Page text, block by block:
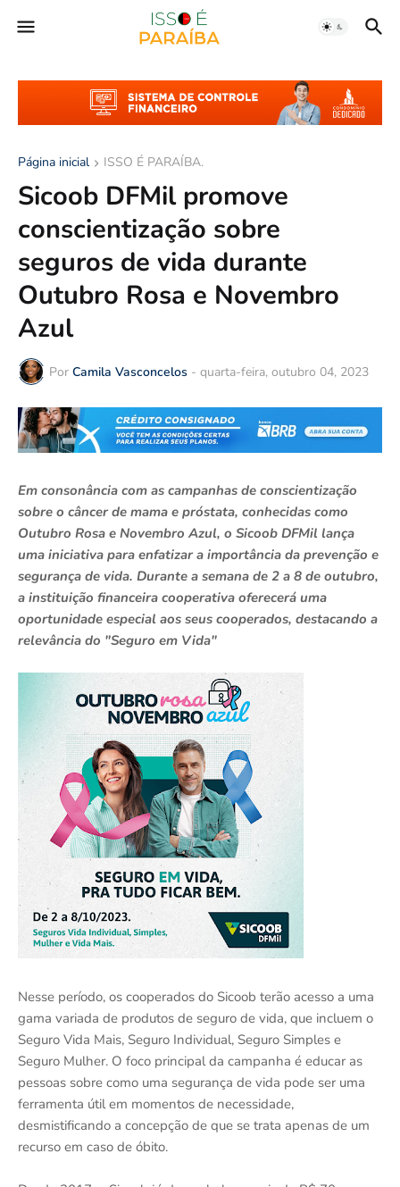
Página inicial ISSO É PARAÍBA.
Sicoob DFMil promove
conscientização sobre
seguros de vida durante
Outubro Rosa e Novembro
Azul
Por Camila Vasconcelos - quarta-feira, outubro 04, 2023
Em consonância com as campanhas de conscientização
sobre o câncer de mama e próstata, conhecidas como
Outubro Rosa e Novembro Azul, o Sicoob DFMil lança
uma iniciativa para enfatizar a importância da prevenção e
segurança de vida. Durante a semana de 2 a 8 de outubro,
a instituição financeira cooperativa oferecerá uma
oportunidade especial aos seus cooperados, destacando a
relevância do "Seguro em Vida"
Nesse período, os cooperados do Sicoob terão acesso a uma
gama variada de produtos de seguro de vida, que incluem o
Seguro Vida Mais, Seguro Individual, Seguro Simples e
Seguro Mulher. O foco principal da campanha é educar as
pessoas sobre como uma segurança de vida pode ser uma
ferramenta útil em momentos de necessidade,
desmistificando a concepção de que se trata apenas de um
recurso em caso de óbito.